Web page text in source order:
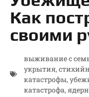
Как
своими
выживание с
укрытия,
катастрофы,
катастрофа,